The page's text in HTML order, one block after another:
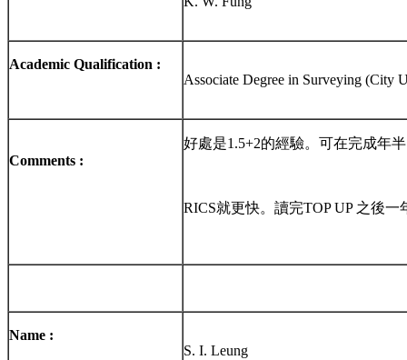
Academic Qualification :
Associate Degree in Surveying (City
Comments :
好處是1.5+2的經驗。可在完成年
RICS就更快。讀完TOP UP 之後一
Name :
S. I. Leung